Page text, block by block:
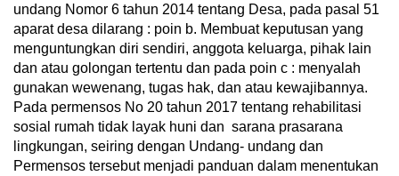
undang Nomor 6 tahun 2014 tentang Desa, pada pasal 51
aparat desa dilarang : poin b. Membuat keputusan yang
menguntungkan diri sendiri, anggota keluarga, pihak lain
dan atau golongan tertentu dan pada poin c : menyalah
gunakan wewenang, tugas hak, dan atau kewajibannya.
Pada permensos No 20 tahun 2017 tentang rehabilitasi
sosial rumah tidak layak huni dan sarana prasarana
lingkungan, seiring dengan Undang- undang dan
Permensos tersebut menjadi panduan dalam menentukan